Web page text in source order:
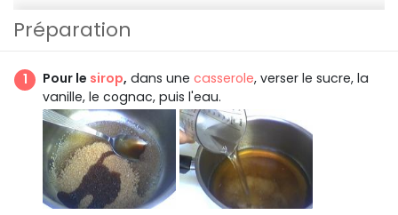
Préparation
Pour le sirop, dans une casserole, verser le sucre, la
vanille, le cognac, puis l'eau.